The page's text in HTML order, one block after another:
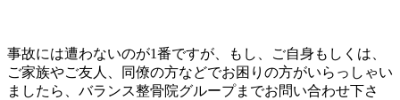
事故には遭わないのが1番ですが、もし、ご自身もしくは、
ご家族やご友人、同僚の方などでお困りの方がいらっしゃい
ましたら、バランス整骨院グループまでお問い合わせ下さ